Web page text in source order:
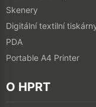
Skenery
Digitální textilní
PDA
Portable A4 Printer
O HPRT